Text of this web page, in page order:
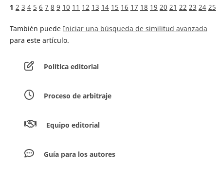
1 2 3 4 5 6 7 8 9 10 11 12 13 14 15 16 17 18 19 20 21 22 23 24 25
También puede Iniciar una búsqueda de similitud avanzada
para este artículo.
Política editorial
Proceso de arbitraje
Equipo editorial
Guía para los autores